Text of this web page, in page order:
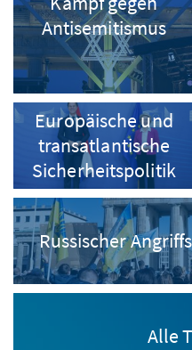
Antisemitismus
Europäische und
transatlantische
Sicherheitspolitik
Russischer
Alle